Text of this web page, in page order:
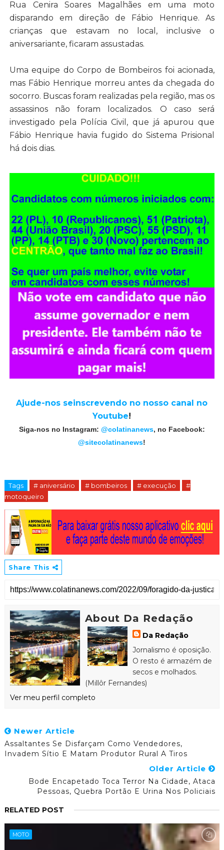
Rua Cenira Soares Magalhães em uma moto
disparando em direção de Fábio Henrique. As
crianças que estavam no local, inclusive o
aniversariante, ficaram assustadas.
Uma equipe do Corpo de Bombeiros foi acionada,
mas Fábio Henrique morreu antes da chegada do
socorro. Buscas foram realizadas pela região, mas os
assassinos não foram localizados. O caso será
investigado pela Polícia Civil, que já apurou que
Fábio Henrique havia fugido do Sistema Prisional
há dois dias.
Ajude-nos seinscrevendo no nosso canal no
Youtube!
Siga-nos no Instagram: @colatinanews, no Facebook:
@sitecolatinanews!
Tags # aniversário # bombeiros # execução
#
motoqueiro
Share This
About Da Redação
Da Redação
Jornalismo é oposição.
O resto é armazém de
secos e molhados.
(Millôr Fernandes)
Ver meu perfil completo
Newer Article
Assaltantes Se Disfarçam Como Vendedores,
Invadem Sítio E Matam Produtor Rural A Tiros
Older Article
Bode Encapetado Toca Terror Na Cidade, Ataca
Pessoas, Quebra Portão E Urina Nos Policiais
RELATED POST
MOTO